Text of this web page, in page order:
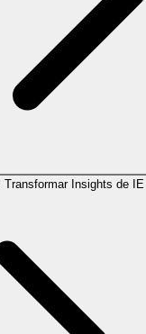
Transformar Insights de